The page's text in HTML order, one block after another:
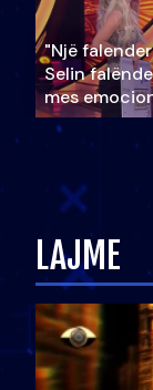
"Një
Selin
mes
LAJME